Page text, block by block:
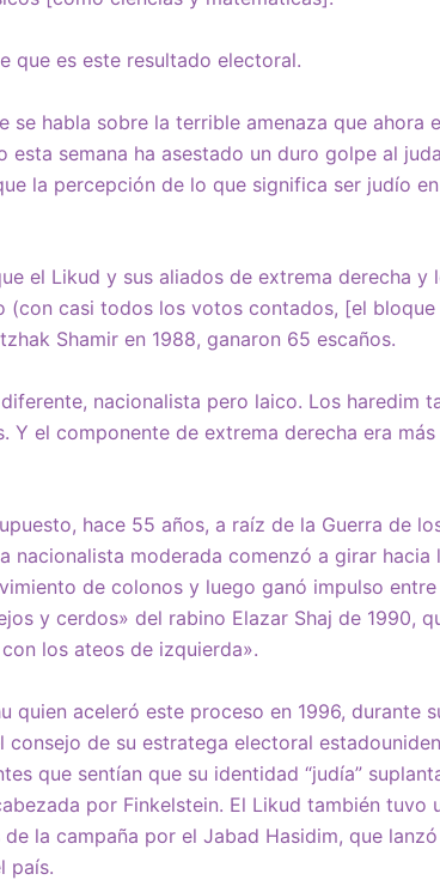
que es este resultado electoral.
se habla sobre la terrible amenaza que ahora
esta semana ha asestado un duro golpe al
la percepción de lo que significa ser judío
el Likud y sus aliados de extrema derecha y
(con casi todos los votos contados, [el bloque
Shamir en 1988, ganaron 65 escaños.
nacionalista pero laico. Los haredim
Y el componente de extrema derecha era
hace 55 años, a raíz de la Guerra de
nacionalista moderada comenzó a girar hacia
de colonos y luego ganó impulso
y cerdos» del rabino Elazar Shaj de 1990,
los ateos de izquierda».
quien aceleró este proceso en 1996, durante
consejo de su estratega electoral
que sentían que su identidad “judía”
por Finkelstein. El Likud también tuvo
la campaña por el Jabad Hasidim, que
país.